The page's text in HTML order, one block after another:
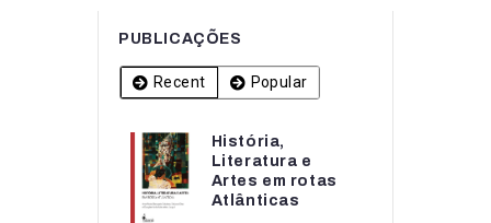
PUBLICAÇÕES
Recent Popular
História,
Literatura e
Artes em rotas
Atlânticas
História,
Literatura e
Artes em rotas...